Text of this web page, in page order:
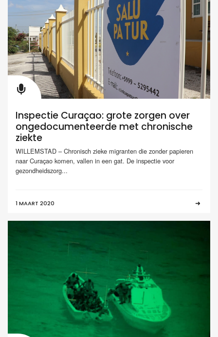
Inspectie Curaçao: grote zorgen over
ongedocumenteerde met chronische
ziekte
WILLEMSTAD – Chronisch zieke migranten die zonder papieren
naar Curaçao komen, vallen in een gat. De inspectie voor
gezondheidszorg...
1 MAART 2020